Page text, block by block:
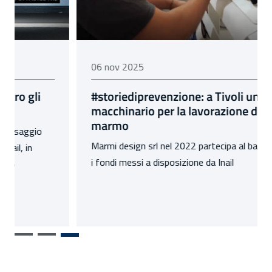
06 novembre 2025
#storiediprevenzione: a Tivoli un nuovo
macchinario per la lavorazione del
marmo
Marmi design srl nel 2022 partecipa al bando Isi, con
i fondi messi a disposizione da Inail